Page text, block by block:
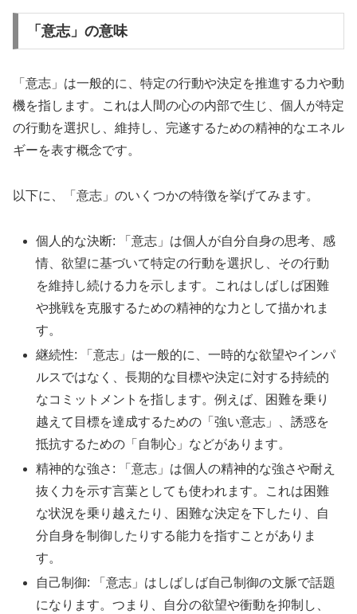
「意志」の意味
「意志」は一般的に、特定の行動や決定を推進する力や動
機を指します。これは人間の心の内部で生じ、個人が特定
の行動を選択し、維持し、完遂するための精神的なエネル
ギーを表す概念です。
以下に、「意志」のいくつかの特徴を挙げてみます。
個人的な決断: 「意志」は個人が自分自身の思考、感
情、欲望に基づいて特定の行動を選択し、その行動
を維持し続ける力を示します。これはしばしば困難
や挑戦を克服するための精神的な力として描かれま
す。
継続性: 「意志」は一般的に、一時的な欲望やインパ
ルスではなく、長期的な目標や決定に対する持続的
なコミットメントを指します。例えば、困難を乗り
越えて目標を達成するための「強い意志」、誘惑を
抵抗するための「自制心」などがあります。
精神的な強さ: 「意志」は個人の精神的な強さや耐え
抜く力を示す言葉としても使われます。これは困難
な状況を乗り越えたり、困難な決定を下したり、自
分自身を制御したりする能力を指すことがありま
す。
自己制御: 「意志」はしばしば自己制御の文脈で話題
になります。つまり、自分の欲望や衝動を抑制し、